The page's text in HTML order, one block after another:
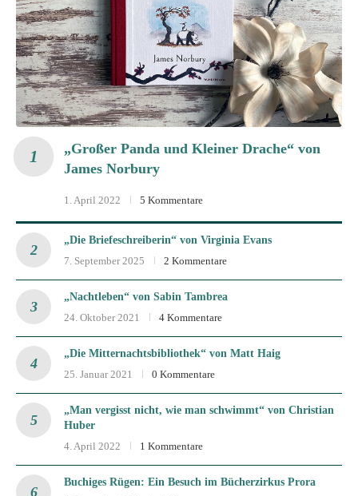
„Großer Panda und Kleiner Drache“ von
James Norbury
1. April 2022 5 Kommentare
„Die Briefeschreiberin“ von Virginia Evans
7. September 2025
2 Kommentare
„Nachtleben“ von Sabin Tambrea
24. Oktober 2021
4 Kommentare
„Die Mitternachtsbibliothek“ von Matt Haig
25. Januar 2021
0 Kommentare
„Man vergisst nicht, wie man schwimmt“ von Christian
Huber
4. April 2022
1 Kommentare
Buchiges Rügen: Ein Besuch im Bücherzirkus Prora